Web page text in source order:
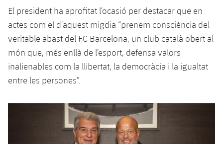
Accessibilitat
Instal·lacions
SUB8 B
Fotos
Història
Palmarès
Fotos
Infantil A
Infantil B
Entrades
Resultats
Classificació
Calendari
Resultats
Jugadors
Actualitat
Cadet
Campus Verano
PLUSICON
MÉS
plusicon
més
Calendari
Barça Atlètic
plusicon
més
Actualitat
plusicon
El president ha aprofitat l’ocasió per destacar que en
actes com el d’aquest migdia “prenem consciència del
veritable abast del FC Barcelona, un club català obert al
món que, més enllà de l’esport, defensa valors
inalienables com la llibertat, la democràcia i la igualtat
entre les persones”.
label.aria.chevronleft